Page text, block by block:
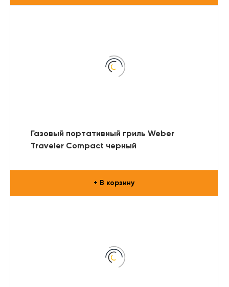
Газовый портативный гриль Weber
Traveler Compact черный
+ В корзину